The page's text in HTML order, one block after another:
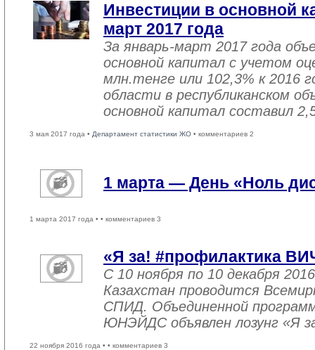
Инвестиции в основной
март 2017 года
За январь-март 2017 года
основной капитал с учетом
млн.тенге или 102,3% к 2016
области в республиканском
основной капитал составил
3 мая 2017 года • Департамент статистики ЖО • комментариев 2
1 марта — День «Ноль
1 марта 2017 года • • комментариев 3
«Я за! #профилактика
С 10 ноября по 10 декабря
Казахстан проводится
СПИД. Объединенной
ЮНЭЙДС объявлен лозунг «Я
22 ноября 2016 года • • комментариев 3